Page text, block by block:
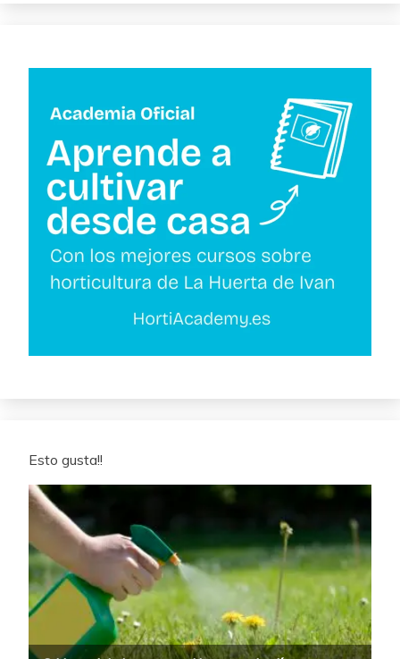
Esto gusta!!